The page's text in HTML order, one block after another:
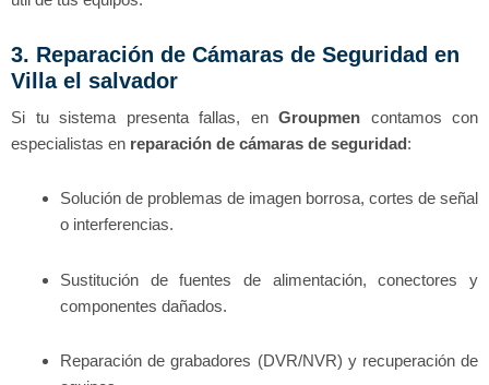
3. Reparación de Cámaras de Seguridad en
Villa el salvador
Si tu sistema presenta fallas, en Groupmen contamos con
especialistas en reparación de cámaras de seguridad:
Solución de problemas de imagen borrosa, cortes de señal
o interferencias.
Sustitución de fuentes de alimentación, conectores y
componentes dañados.
Reparación de grabadores (DVR/NVR) y recuperación de